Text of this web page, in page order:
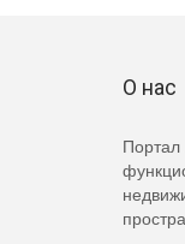
О нас